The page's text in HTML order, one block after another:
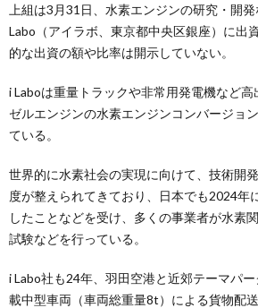
上組は3月31日、水素エンジンの研究・開
Labo（アイラボ、東京都中央区銀座）に出
的な出資の額や比率は開示していない。
i Laboは重量トラックや非常用発電機など
ゼルエンジンの水素エンジンコンバージョ
ている。
世界的に水素社会の実現に向けて、技術開
度が整えられてきており、日本でも2024年
したことなどを受け、多くの事業者が水素
試験などを行っている。
i Labo社も24年、羽田空港と近郊テーマパ
載中型車両（車両総重量8t）による貨物配